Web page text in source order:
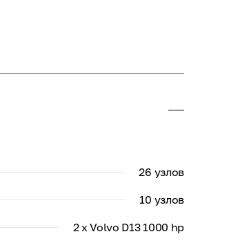
26 узлов
10 узлов
2 x Volvo D13 1000 hp